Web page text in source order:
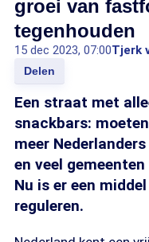
groei van
tegenhouden
15 dec 2023, 07:00Tjerk
Delen
Een straat met
snackbars:
meer
en veel
Nu is er een
reguleren.